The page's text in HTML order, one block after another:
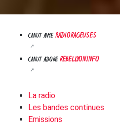
CANUT AIMERADIORAGEUSES
CANUT ADOREREBELLYON.INFO
La radio
Les bandes continues
Emissions